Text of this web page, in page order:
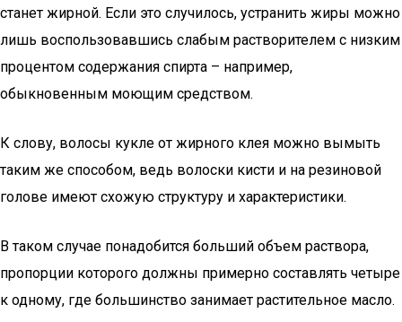
станет жирной. Если это случилось, устранить жиры можно
лишь воспользовавшись слабым растворителем с низким
процентом содержания спирта – например,
обыкновенным моющим средством.
К слову, волосы кукле от жирного клея можно вымыть
таким же способом, ведь волоски кисти и на резиновой
голове имеют схожую структуру и характеристики.
В таком случае понадобится больший объем раствора,
пропорции которого должны примерно составлять четыре
к одному, где большинство занимает растительное масло.